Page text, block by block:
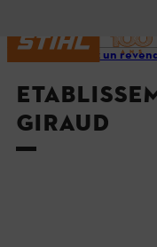
Trouvez un
GIRAUD